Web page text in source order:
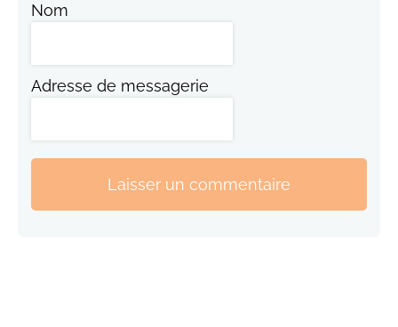
Nom
Adresse de messagerie
Laisser un commentaire